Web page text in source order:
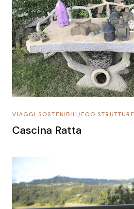
ECO STRUTTURE
/
VIAGGI SOSTENIBILI
Cascina Ratta